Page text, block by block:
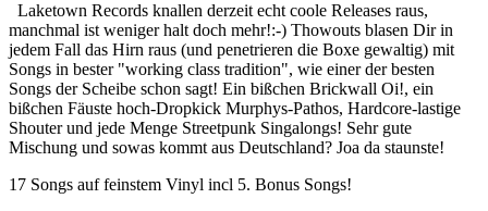
Laketown Records knallen derzeit echt coole Releases raus,
manchmal ist weniger halt doch mehr!:-) Thowouts blasen Dir in
jedem Fall das Hirn raus (und penetrieren die Boxe gewaltig) mit
Songs in bester "working class tradition", wie einer der besten
Songs der Scheibe schon sagt! Ein bißchen Brickwall Oi!, ein
bißchen Fäuste hoch-Dropkick Murphys-Pathos, Hardcore-lastige
Shouter und jede Menge Streetpunk Singalongs! Sehr gute
Mischung und sowas kommt aus Deutschland? Joa da staunste!
17 Songs auf feinstem Vinyl incl 5. Bonus Songs!